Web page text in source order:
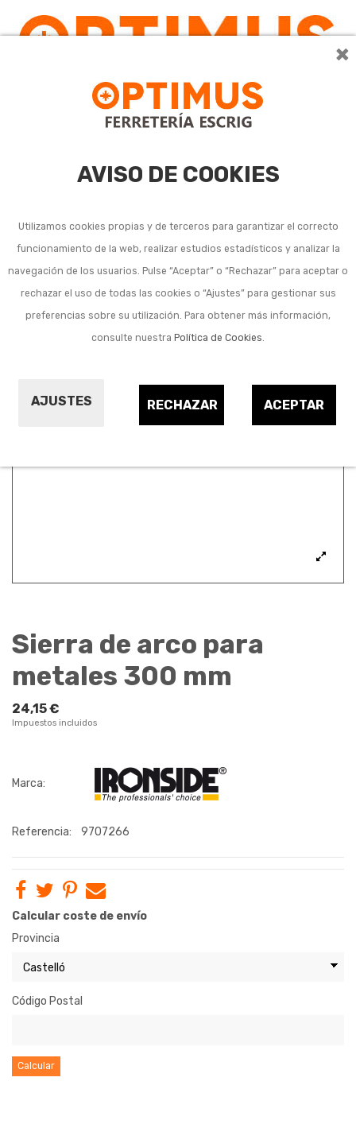
×
AVISO DE COOKIES
Utilizamos cookies propias y de terceros para garantizar el correcto
funcionamiento de la web, realizar estudios estadísticos y analizar la
navegación de los usuarios. Pulse “Aceptar” o “Rechazar” para aceptar o
rechazar el uso de todas las cookies o “Ajustes” para gestionar sus
preferencias sobre su utilización. Para obtener más información,
consulte nuestra Política de Cookies.
AJUSTES ACEPTAR
RECHAZAR
Sierra de arco para
metales 300 mm
24,15 €
Impuestos incluidos
Marca:
Referencia: 9707266
Calcular coste de envío
Provincia
Código Postal
Calcular